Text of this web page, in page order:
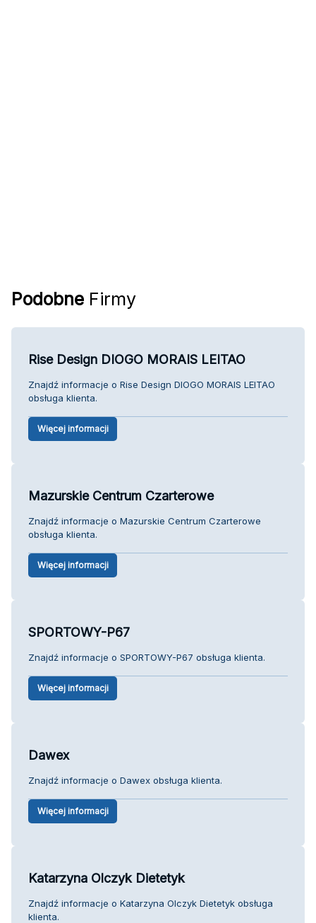
Podobne Firmy
Rise Design DIOGO MORAIS LEITAO
Znajdź informacje o Rise Design DIOGO MORAIS LEITAO
obsługa klienta.
Więcej informacji
Mazurskie Centrum Czarterowe
Znajdź informacje o Mazurskie Centrum Czarterowe
obsługa klienta.
Więcej informacji
SPORTOWY-P67
Znajdź informacje o SPORTOWY-P67 obsługa klienta.
Więcej informacji
Dawex
Znajdź informacje o Dawex obsługa klienta.
Więcej informacji
Katarzyna Olczyk Dietetyk
Znajdź informacje o Katarzyna Olczyk Dietetyk obsługa
klienta.